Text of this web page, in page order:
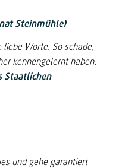
Steinmühle)
Worte. So schade,
kennengelernt haben.
Staatlichen
und gehe garantiert